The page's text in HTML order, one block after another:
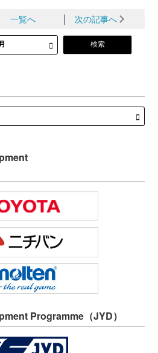
一覧へ │ 次の記事へ
Programme（JYD）